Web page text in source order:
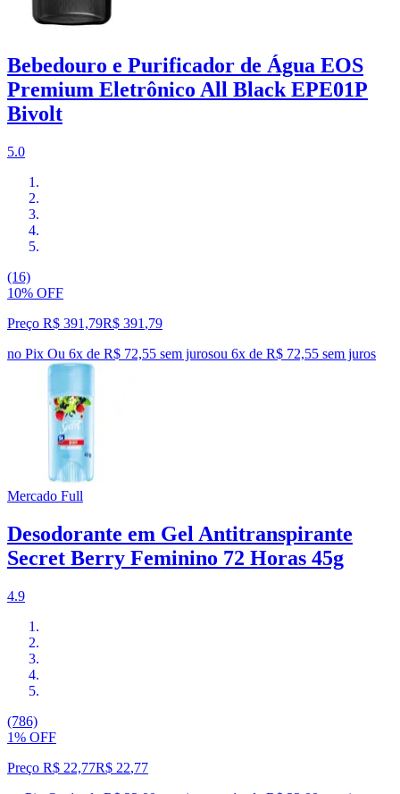
Bebedouro e Purificador de Água EOS
Premium Eletrônico All Black EPE01P
Bivolt
5.0
(16)
10% OFF
Preço R$ 391,79R$ 391 ,79
no Pix Ou 6x de R$ 72,55 sem jurosou 6x de R$ 72,55 sem juros
Mercado Full
Desodorante em Gel Antitranspirante
Secret Berry Feminino 72 Horas 45g
4.9
(786)
1% OFF
Preço R$ 22,77R$ 22,77